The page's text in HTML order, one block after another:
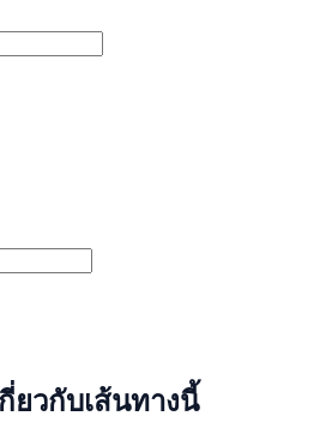
ยวกับเส้นทางนี้